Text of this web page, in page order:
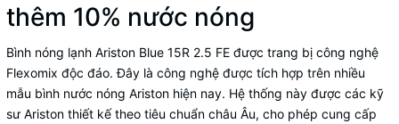
thêm 10% nước nóng
Bình nóng lạnh Ariston Blue 15R 2.5 FE được trang bị công nghệ
Flexomix độc đáo. Đây là công nghệ được tích hợp trên nhiều
mẫu bình nước nóng Ariston hiện nay. Hệ thống này được các kỹ
sư Ariston thiết kế theo tiêu chuẩn châu Âu, cho phép cung cấp